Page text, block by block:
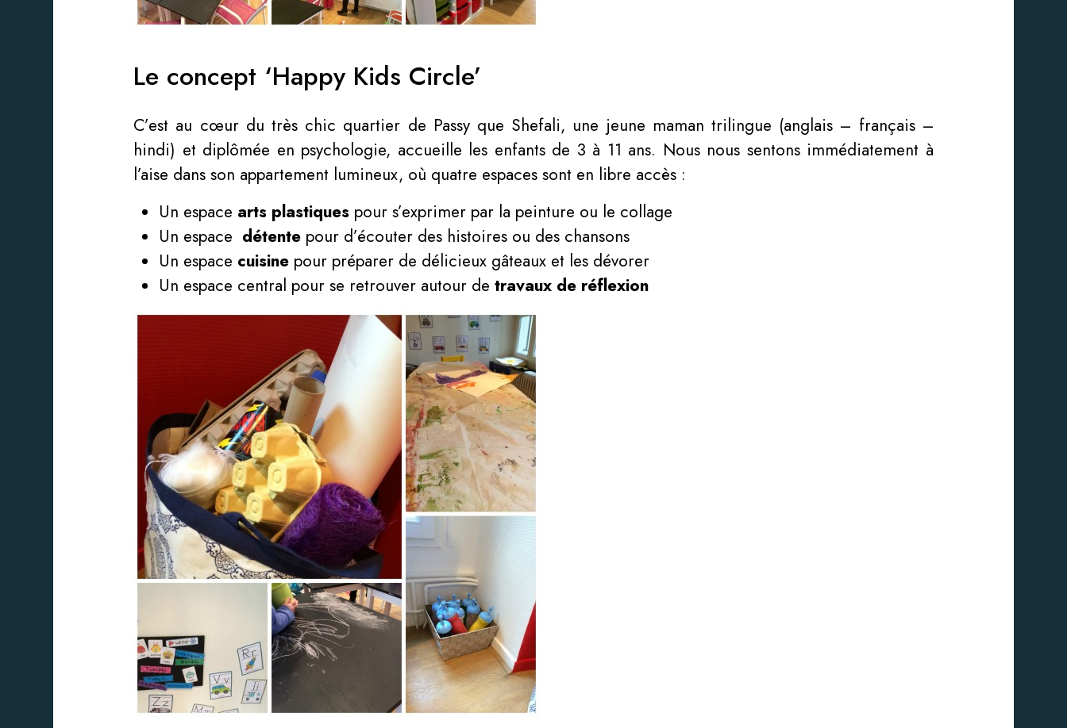
Le concept ‘Happy Kids Circle’
C’est au cœur du très chic quartier de Passy que Shefali, une jeune maman trilingue (anglais – français –
hindi) et diplômée en psychologie, accueille les enfants de 3 à 11 ans. Nous nous sentons immédiatement à
l’aise dans son appartement lumineux, où quatre espaces sont en libre accès :
Un espace arts plastiques pour s’exprimer par la peinture ou le collage
Un espace détente pour d’écouter des histoires ou des chansons
Un espace cuisine pour préparer de délicieux gâteaux et les dévorer
Un espace central pour se retrouver autour detravaux de réflexion